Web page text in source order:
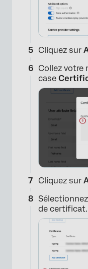
Cliquez sur
Collez votre
case
Cliquez sur
Sélectionnez
de certificat.